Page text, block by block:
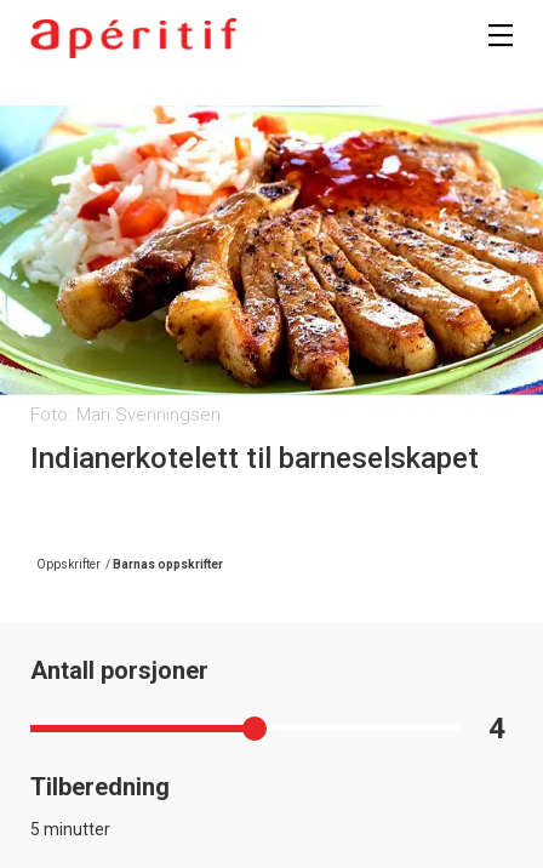
Foto: Mari Svenningsen
Indianerkotelett til barneselskapet
Oppskrifter / Barnas oppskrifter
Antall porsjoner
4
Tilberedning
5 minutter